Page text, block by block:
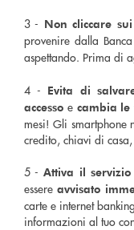
3 - Non cliccare
provenire dalla
aspettando. Prima di
4 - Evita di
accesso e cambia le
mesi! Gli smartphone
credito, chiavi di
5 -Attiva il
essereavvisato
carte e internet
informazioni al tuo